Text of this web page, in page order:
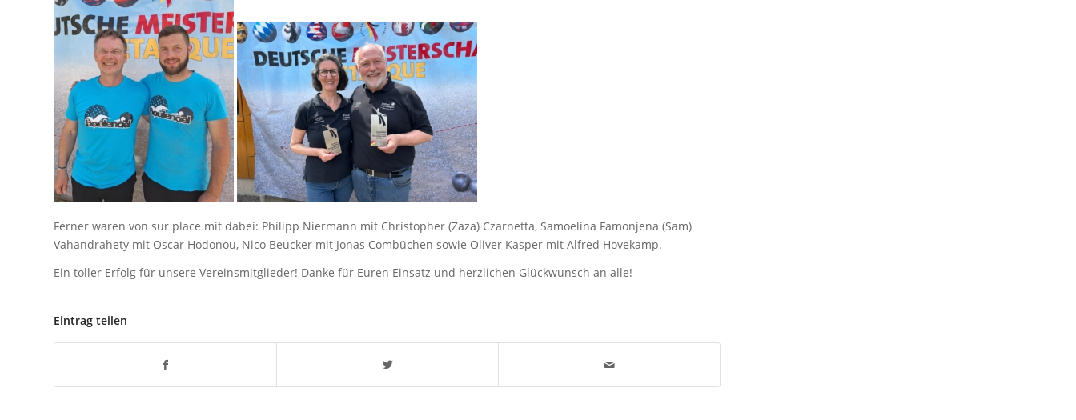
Ferner waren von sur place mit dabei: Philipp Niermann mit Christopher (Zaza) Czarnetta, Samoelina Famonjena (Sam)
Vahandrahety mit Oscar Hodonou, Nico Beucker mit Jonas Combüchen sowie Oliver Kasper mit Alfred Hovekamp.
Ein toller Erfolg für unsere Vereinsmitglieder! Danke für Euren Einsatz und herzlichen Glückwunsch an alle!
Eintrag teilen